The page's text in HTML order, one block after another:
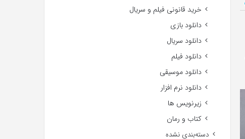
خرید قانونی فیلم و سریال
دانلود بازی
دانلود سریال
دانلود فیلم
دانلود موسیقی
دانلود نرم افزار
زیرنویس ها
کتاب و رمان
دسته‌بندی نشده